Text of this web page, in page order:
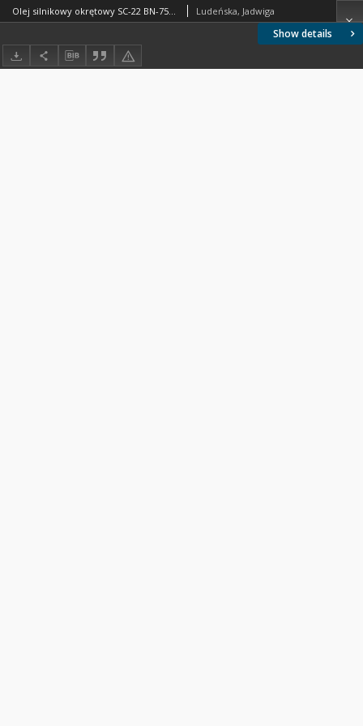
Show details
Olej silnikowy okrętowy SC-22 BN-75/0535-42 Ludeńska, Jadwiga